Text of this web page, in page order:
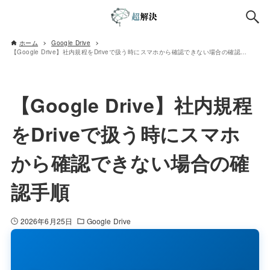
ホーム
Google Drive
【Google Drive】社内規程をDriveで扱う時にスマホから確認できない場合の確認手順
【Google Drive】社内規程
をDriveで扱う時にスマホ
から確認できない場合の確
認手順
2026年6月25日 Google Drive